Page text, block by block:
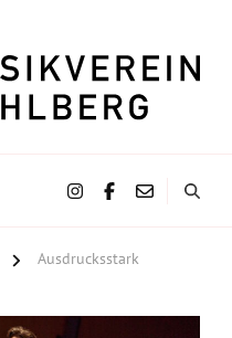
Ausdrucksstark